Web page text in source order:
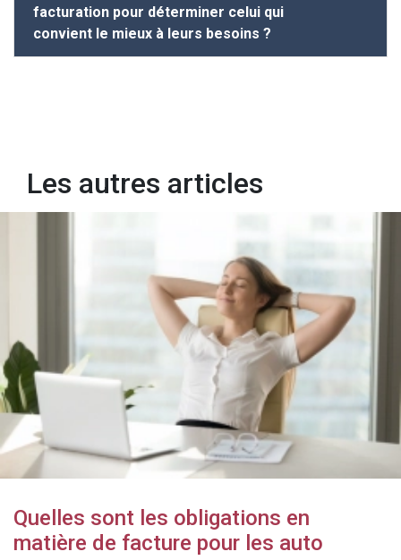
facturation pour déterminer celui qui
convient le mieux à leurs besoins ?
Les autres articles
Quelles sont les obligations en
matière de facture pour les auto